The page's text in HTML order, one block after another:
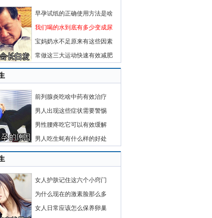
早孕试纸的正确使用方法是啥
我们喝的水到底有多少变成尿
宝妈奶水不足原来有这些因素
常做这三大运动快速有效减肥
前列腺炎吃啥中药有效治疗
男人出现这些症状需要警惕
男性腰疼吃它可以有效缓解
男人吃生蚝有什么样的好处
女人护肤记住这六个小窍门
为什么现在的激素脸那么多
女人日常应该怎么保养卵巢